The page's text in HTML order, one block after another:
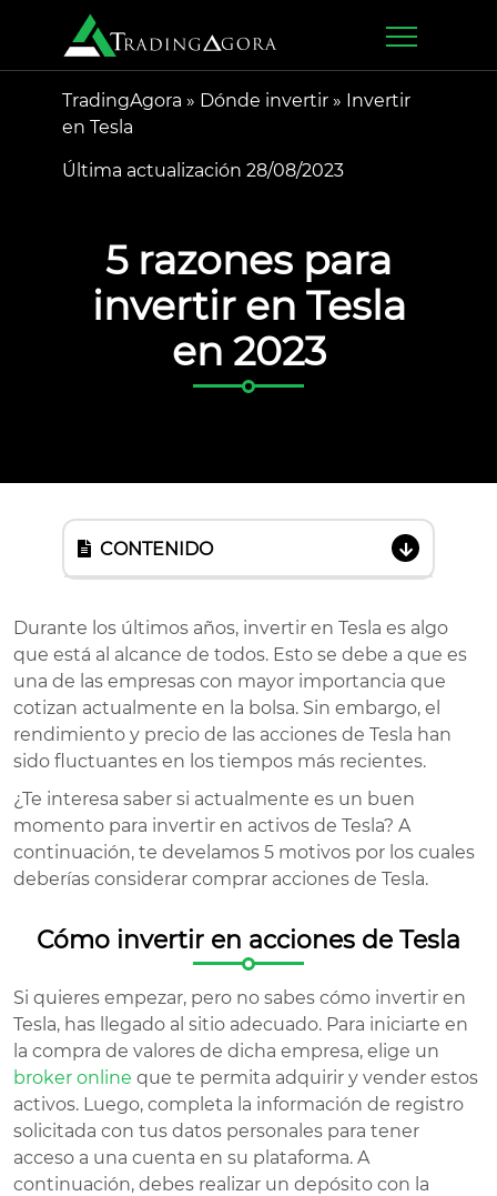
TradingAgora » Dónde invertir » Invertir
en Tesla
Última actualización 28/08/2023
5 razones para
invertir en Tesla
en 2023
CONTENIDO
Durante los últimos años, invertir en Tesla es algo
que está al alcance de todos. Esto se debe a que es
una de las empresas con mayor importancia que
cotizan actualmente en la bolsa. Sin embargo, el
rendimiento y precio de las acciones de Tesla han
sido fluctuantes en los tiempos más recientes.
¿Te interesa saber si actualmente es un buen
momento para invertir en activos de Tesla? A
continuación, te develamos 5 motivos por los cuales
deberías considerar comprar acciones de Tesla.
Cómo invertir en acciones de Tesla
Si quieres empezar, pero no sabes cómo invertir en
Tesla, has llegado al sitio adecuado. Para iniciarte en
la compra de valores de dicha empresa, elige un
broker online que te permita adquirir y vender estos
activos. Luego, completa la información de registro
solicitada con tus datos personales para tener
acceso a una cuenta en su plataforma. A
continuación, debes realizar un depósito con la